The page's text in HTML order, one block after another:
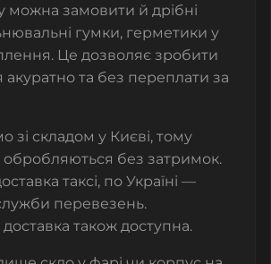
можна замовити й дрібні
гумки, герметики у
Це дозволяє зробити
акуратно та без переплати за
зі складом у Києві, тому
без затримок.
таксі, по Україні —
перевезень.
також доступна.